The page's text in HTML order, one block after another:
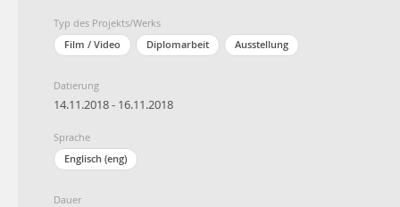
Typ des Projekts/Werks
Film / Video
Diplomarbeit Ausstellung
Datierung
14.11.2018 - 16.11.2018
Sprache
Englisch (eng)
Dauer